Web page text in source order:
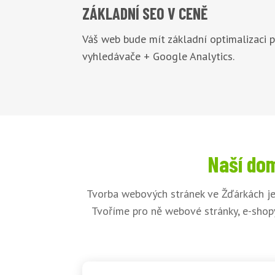
ZÁKLADNÍ SEO V CENĚ
Váš web bude mít základní optimalizaci
vyhledávače + Google Analytics.
Naší
Tvorba webových stránek ve Žďárkách
Tvoříme pro ně webové stránky, e-